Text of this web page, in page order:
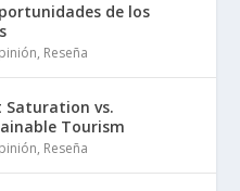
de los
, Reseña
vs.
Tourism
, Reseña